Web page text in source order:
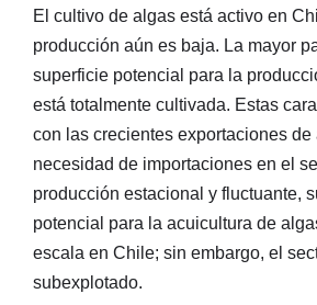
El cultivo de algas está activo en
producción aún es baja. La mayor
superficie potencial para la
está totalmente cultivada. Estas
con las crecientes exportaciones de
necesidad de importaciones en el
producción estacional y fluctuante,
potencial para la acuicultura de
escala en Chile; sin embargo, el
subexplotado.